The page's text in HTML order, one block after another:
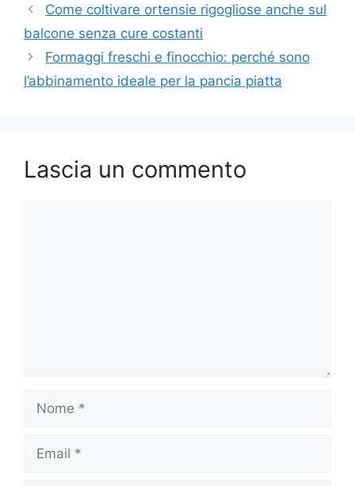
Come coltivare ortensie rigogliose anche sul
balcone senza cure costanti
Formaggi freschi e finocchio: perché sono
l’abbinamento ideale per la pancia piatta
Lascia un commento